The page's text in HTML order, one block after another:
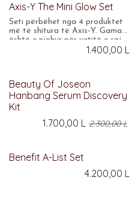
Axis-Y The Mini Glow Set
Seti përbëhet nga 4 produktet
më të shitura të Axis-Y. Gama
është e njohur për vetitë e saj
ndriçuese dhe përfitimin e
perfekte për ata që duan t’i
provojnë produktet ose t’i
marrin me vete gjatë udhëtimit.
Është gjithashtu një ide shumë
e bukur për dhuratë.
1.400,00 L
Beauty Of Joseon
Hanbang Serum Discovery
Kit
1.700,00 L 2.300,00L
Benefit A-List Set
4.200,00 L